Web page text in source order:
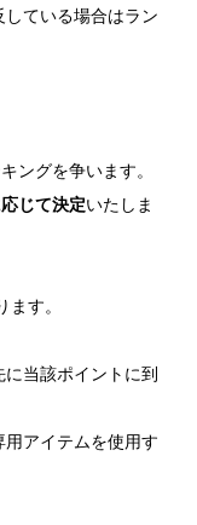
している場合はラン
ングを争います。
じて決定いたしま
す。
当該ポイントに到
アイテムを使用す